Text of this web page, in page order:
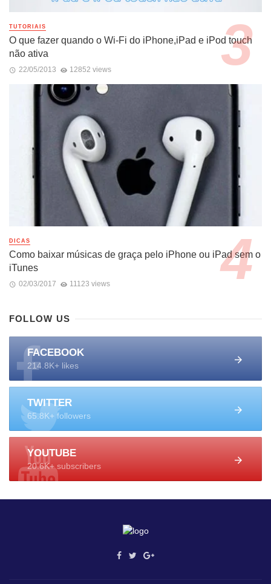
TUTORIAIS
O que fazer quando o Wi-Fi do iPhone,iPad e iPod touch
não ativa
22/05/2013 12852 views
DICAS
Como baixar músicas de graça pelo iPhone ou iPad sem o
iTunes
02/03/2017 11123 views
FOLLOW US
FACEBOOK
214.8K+ likes
TWITTER
65.8K+ followers
YOUTUBE
20.6K+ subscribers